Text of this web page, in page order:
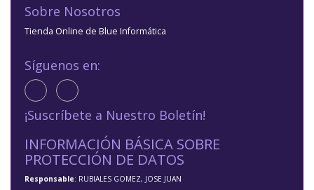
Sobre Nosotros
Tienda Online de Blue Informática
Síguenos en:
¡Suscríbete a Nuestro Boletín!
INFORMACIÓN BÁSICA SOBRE
PROTECCIÓN DE DATOS
Responsable: RUBIALES GOMEZ, JOSE JUAN